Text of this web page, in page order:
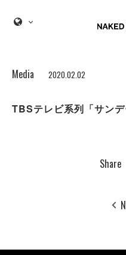
Media 2020.02.02
TBSテレビ系列「サン
Share